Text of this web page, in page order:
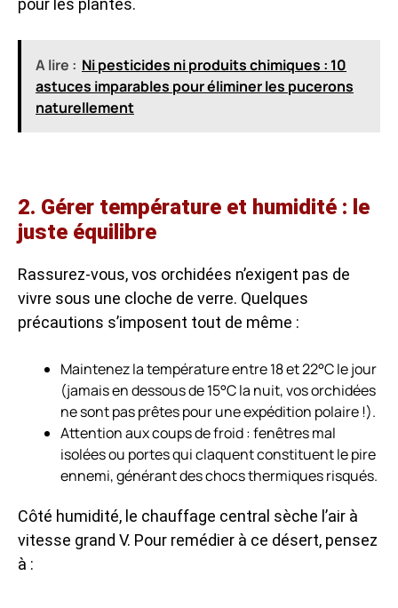
pour les plantes.
A lire : Ni pesticides ni produits chimiques : 10
astuces imparables pour éliminer les pucerons
naturellement
2. Gérer température et humidité : le
juste équilibre
Rassurez-vous, vos orchidées n’exigent pas de
vivre sous une cloche de verre. Quelques
précautions s’imposent tout de même :
Maintenez la température entre 18 et 22°C le jour
(jamais en dessous de 15°C la nuit, vos orchidées
ne sont pas prêtes pour une expédition polaire !).
Attention aux coups de froid : fenêtres mal
isolées ou portes qui claquent constituent le pire
ennemi, générant des chocs thermiques risqués.
Côté humidité, le chauffage central sèche l’air à
vitesse grand V. Pour remédier à ce désert, pensez
à :